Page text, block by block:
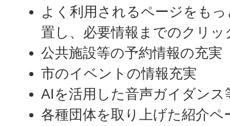
よく利用されるページをも
置し、必要情報までのクリ
公共施設等の予約情報の充実
市のイベントの情報充実
AIを活用した音声ガイダンス
各種団体を取り上げた紹介ペ